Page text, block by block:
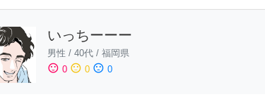
いっちーーー
男性 / 40代 / 福岡県
sentiment_satisfied 0 sentiment_neutral 0 sentiment_dissatisfied 0